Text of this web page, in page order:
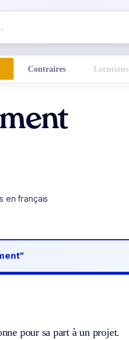
Contraires Locutions
en français
pour sa part à un projet.